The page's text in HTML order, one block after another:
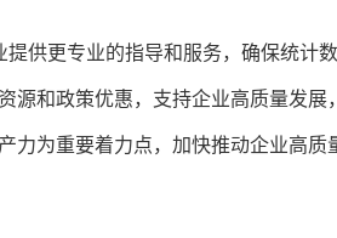
供更专业的指导和服务，确保统计
源和政策优惠，支持企业高质量发展
力为重要着力点，加快推动企业高质